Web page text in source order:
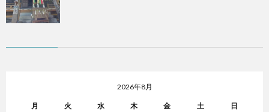
2026年8月
月 火 水 木 金 土 日